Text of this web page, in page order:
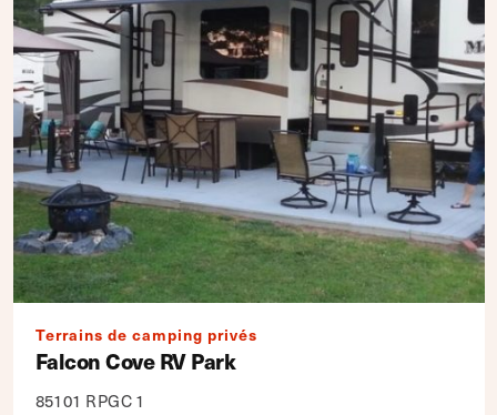
Terrains de camping privés
Falcon Cove RV Park
85101 RPGC 1